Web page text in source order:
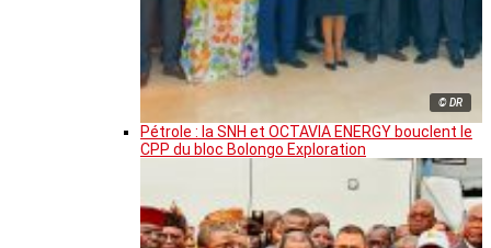
© DR
Pétrole : la SNH et OCTAVIA ENERGY bouclent le
CPP du bloc Bolongo Exploration